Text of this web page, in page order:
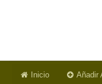
Inicio Añadir